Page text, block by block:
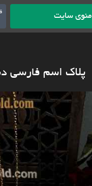
منوی سایت
پلاک اسم فارسی